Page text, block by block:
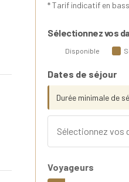
* Tarif indicatif en
Sélectionnez vos
Disponible
Dates de séjour
Durée minimale de
Voyageurs